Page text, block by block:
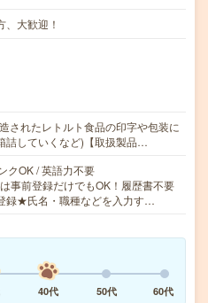
大歓迎！
されたレトルト食品の印字や包装に
詰していくなど)【取扱製品…
クOK / 英語力不要
事前登録だけでもOK！履歴書不要
録★氏名・職種などを入力す…
40代 50代 60代